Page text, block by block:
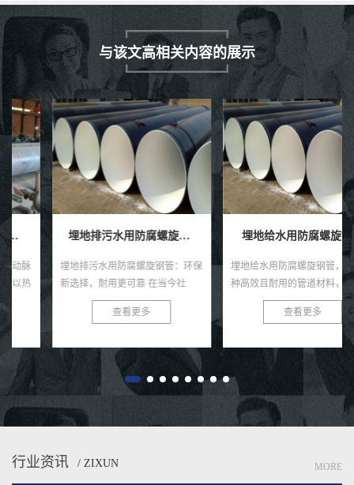
与该文高相关内容的展示
埋地排污水用防腐螺旋钢管
埋地排污水用防腐螺旋钢管：环保
新选择，耐用更可靠 在当今社
会，环保与可持续发展已成为全球
共识。在污水处理与排放领域，选
埋地给水用防腐螺旋钢管
埋地给水用防腐螺旋钢管，作为一
种高效且耐用的管道材料，近年来
在各类给水工程中得到了广泛的应
用。这种钢管以其独特的螺旋结
性...
行业资讯 / ZIXUN MORE